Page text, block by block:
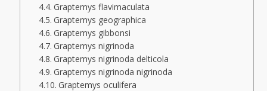
Graptemys flavimaculata
Graptemys geographica
Graptemys gibbonsi
Graptemys nigrinoda
Graptemys nigrinoda delticola
Graptemys nigrinoda nigrinoda
Graptemys oculifera